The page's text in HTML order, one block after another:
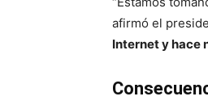
afirmó el
Internet y hace